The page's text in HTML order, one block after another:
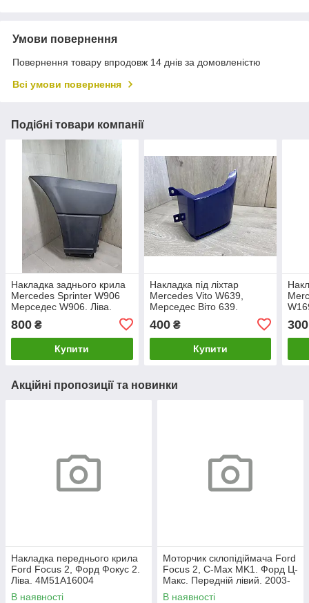
Умови повернення
Повернення товару впродовж 14 днів за домовленістю
Всі умови повернення
Подібні товари компанії
Накладка заднього крила
Mercedes Sprinter W906
Мерседес W906. Ліва.
800 ₴
Купити
Накладка під ліхтар
Mercedes Vito W639,
Мерседес Віто 639.
400₴
Купити
300
Акційні пропозиції та новинки
Накладка переднього крила
Ford Focus 2, Форд Фокус 2.
Ліва. 4M51A16004
В наявності
Моторчик склопідіймача Ford
Focus 2, C-Max MK1. Форд Ц-
Макс. Передній лівий. 2003-
2007. 981405110.
В наявності